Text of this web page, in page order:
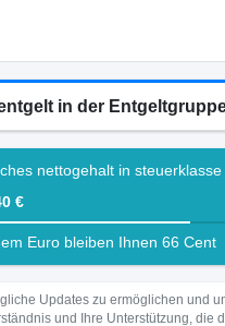
in der
nettogehalt in steuerklasse
€
Euro bleiben Ihnen 66 Cent
Updates zu ermöglichen und
und Ihre Unterstützung, die